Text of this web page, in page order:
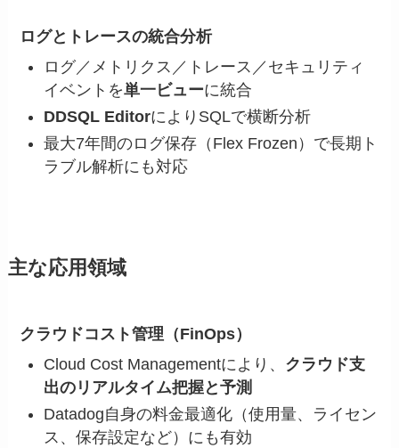
ログとトレースの統合分析
ログ／メトリクス／トレース／セキュリティ
イベントを単一ビューに統合
DDSQL EditorによりSQLで横断分析
最大7年間のログ保存（Flex Frozen）で長期ト
ラブル解析にも対応
主な応用領域
クラウドコスト管理（FinOps）
Cloud Cost Managementにより、 クラウド支
出のリアルタイム把握と予測
Datadog自身の料金最適化（使用量、ライセン
ス、保存設定など）にも有効